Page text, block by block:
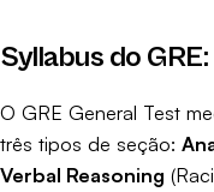
Syllabus do
O GRE General Test
três tipos de seção:
Verbal Reasoning